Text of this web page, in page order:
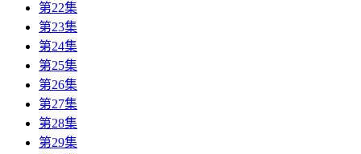
第22集
第23集
第24集
第25集
第26集
第27集
第28集
第29集